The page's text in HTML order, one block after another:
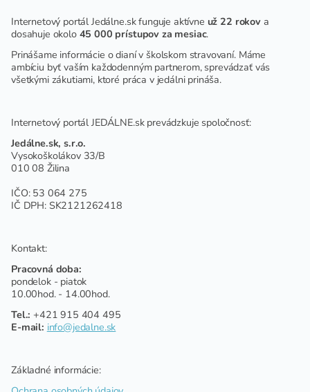
Internetový portál Jedálne.sk funguje aktívne už 22 rokova
dosahuje okolo 45 000 prístupov za mesiac.
Prinášame informácie o dianí v školskom stravovaní. Máme
ambíciu byť vaším každodenným partnerom, sprevádzať vás
všetkými zákutiami, ktoré práca v jedálni prináša.
Internetový portál JEDÁLNE.sk prevádzkuje spoločnosť:
Jedálne.sk, s.r.o.
Vysokoškolákov 33/B
010 08 Žilina
IČO: 53 064 275
IČ DPH: SK2121262418
Kontakt:
Pracovná doba:
pondelok - piatok
10.00hod. - 14.00hod.
Tel.: +421 915 404 495
E-mail: info@jedalne.sk
Základné informácie: